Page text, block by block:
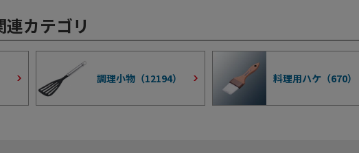
カテゴリ
調理小物（12194） 料理用ハケ（670）